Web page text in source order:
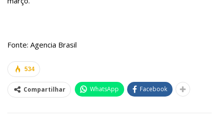
Fonte: Agencia Brasil
534
Compartilhar WhatsApp Facebook